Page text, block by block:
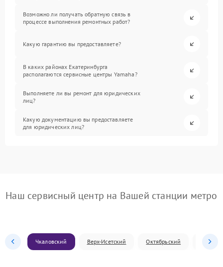
Возможно ли получать обратную связь в
процессе выполнения ремонтных работ?
Какую гарантию вы предоставляете?
В каких районах Екатеринбурга
располагаются сервисные центры Yamaha?
Выполняете ли вы ремонт для юридических
лиц?
Какую документацию вы предоставляете
для юридических лиц?
Наш сервисный центр на Вашей станции метро
Чкаловский Верх-Исетский Октябрьский